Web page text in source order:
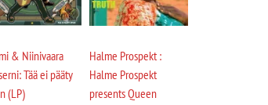
& Niinivaara
Tää ei pääty
(LP)
Halme Prospekt :
Halme Prospekt
presents Queen